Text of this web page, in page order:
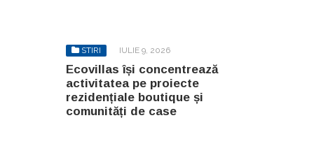
STIRI IULIE 9, 2026
Ecovillas își concentrează
activitatea pe proiecte
rezidențiale boutique și
comunități de case